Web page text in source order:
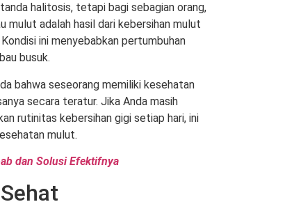
halitosis, tetapi bagi sebagian orang,
mulut adalah hasil dari kebersihan mulut
ini menyebabkan pertumbuhan
busuk.
bahwa seseorang memiliki kesehatan
secara teratur. Jika Anda masih
rutinitas kebersihan gigi setiap hari, ini
mulut.
dan Solusi Efektifnya